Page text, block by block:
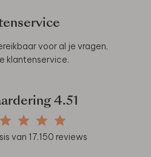
voor al je vragen,
klantenservice.
4.51
van 17.150 reviews